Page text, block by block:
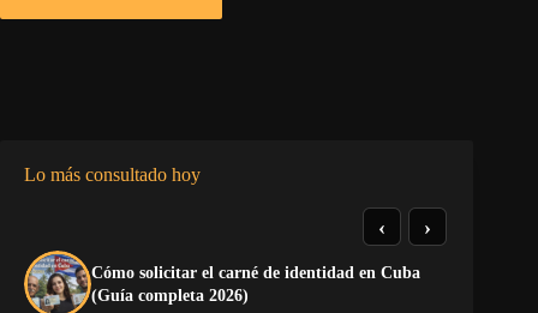
Lo más consultado hoy
Cómo solicitar el carné de identidad en Cuba
(Guía completa 2026)
‹ ›